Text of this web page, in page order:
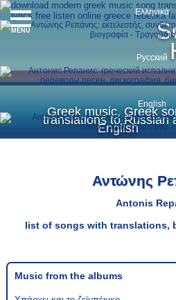
Greek music, Greek
translations to Russian
English
Ελληνικά
Русский
English
MENU
Αντώνης
Antonis
list of songs with translations,
Music from the albums